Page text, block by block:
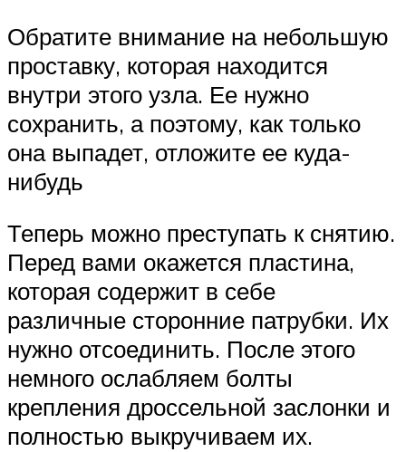
Обратите внимание на небольшую
проставку, которая находится
внутри этого узла. Ее нужно
сохранить, а поэтому, как только
она выпадет, отложите ее куда-
нибудь
Теперь можно преступать к снятию.
Перед вами окажется пластина,
которая содержит в себе
различные сторонние патрубки. Их
нужно отсоединить. После этого
немного ослабляем болты
крепления дроссельной заслонки и
полностью выкручиваем их.